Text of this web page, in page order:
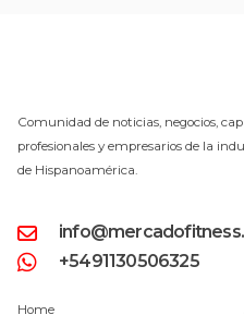
Comunidad de noticias, negocios,
profesionales y empresarios de la
de Hispanoamérica.
+5491130506325
Home